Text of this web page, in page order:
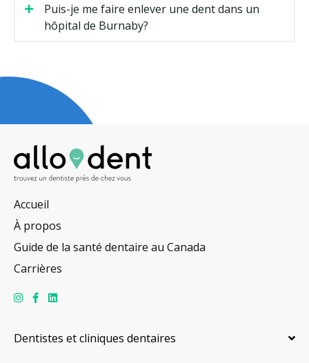
Puis-je me faire enlever une dent dans un
hôpital de Burnaby?
Accueil
À propos
Guide de la santé dentaire au Canada
Carrières
Dentistes et cliniques dentaires